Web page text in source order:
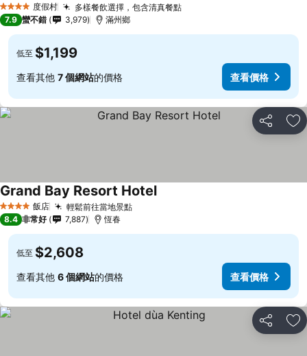
4 星級 度假村 多樣餐飲選擇，包含清真餐點
7.9 蠻不錯 3,979 滿州鄉
低至 $1,199
查看其他 7 個網站的價格 查看價格
分享 加
4 星級 飯店 輕鬆前往當地景點
Grand Bay Resort Hotel
8.4 非常好 7,887 恆春
低至 $2,608
查看其他 6 個網站的價格 查看價格
分享 加